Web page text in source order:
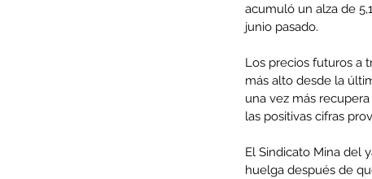
Our Recent Posts
acumuló un alza de
junio pasado.
Los precios futuros a
más alto desde la
una vez más
las positivas cifras
El Sindicato Mina del
huelga después de